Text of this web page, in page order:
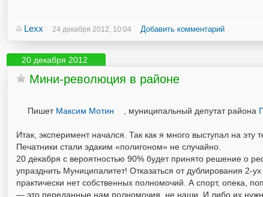
Lexx 24 декабря 2012, 10:04 Добавить комментарий
20 декабря 2012
Мини-революция в районе
Пишет Максим Мотин , муниципальный депутат района
Итак, эксперимент начался. Так как я много выступал на
Печатники стали эдаким «полигоном» не случайно.
20 декабря с вероятностью 90% будет принято решение о
упразднить Муниципалитет! Отказаться от дублирования 2-
практически нет собственных полномочий. А спорт, опека,
— это переданные нам полномочия, не наши. И либо их